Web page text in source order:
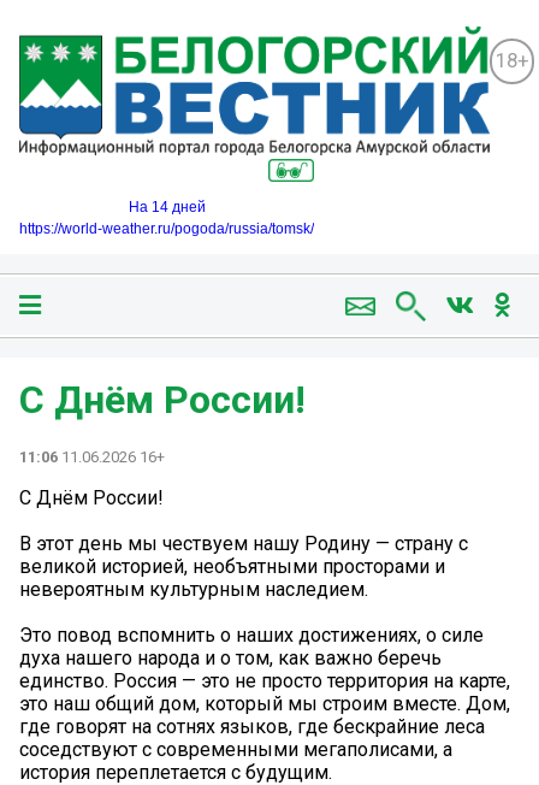
18+
На 14 дней
https://world-weather.ru/pogoda/russia/tomsk/
С Днём России!
11:06 11.06.2026 16+
С Днём России!
В этот день мы чествуем нашу Родину — страну с
великой историей, необъятными просторами и
невероятным культурным наследием.
Это повод вспомнить о наших достижениях, о силе
духа нашего народа и о том, как важно беречь
единство. Россия — это не просто территория на карте,
это наш общий дом, который мы строим вместе. Дом,
где говорят на сотнях языков, где бескрайние леса
соседствуют с современными мегаполисами, а
история переплетается с будущим.